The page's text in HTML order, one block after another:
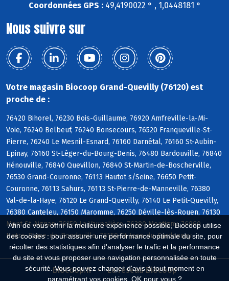
Afin de vous offrir la meilleure expérience possible, Biocoop utilise
des cookies : pour assurer une performance optimale du site, pour
récolter des statistiques afin d'analyser le trafic et la performance
du site et vous proposer une navigation personnalisée en toute
sécurité. Vous pouvez changer d'avis à tout moment en
paramétrant vos cookies. OK pour vous ?
Coordonnées GPS :49,4190022 ° , 1,0448181 °
Nous suivre sur
Votre magasin Biocoop Grand-Quevilly (76120) est
proche de :
76420 Bihorel, 76230 Bois-Guillaume, 76920 Amfreville-la-Mi-
Voie, 76240 Belbeuf, 76240 Bonsecours, 76520 Franqueville-St-
Pierre, 76240 Le Mesnil-Esnard, 76160 Darnétal, 76160 St-Aubin-
Epinay, 76160 St-Léger-du-Bourg-Denis, 76480 Bardouville, 76840
Hénouville, 76840 Quevillon, 76840 St-Martin-de-Boscherville,
76530 Grand-Couronne, 76113 Hautot s/Seine, 76650 Petit-
Couronne, 76113 Sahurs, 76113 St-Pierre-de-Manneville, 76380
Val-de-la-Haye, 76120 Le Grand-Quevilly, 76140 Le Petit-Quevilly,
76380 Canteleu, 76150 Maromme, 76250 Déville-lès-Rouen, 76130
Mont-St-Aignan, 76150 La Vaupalière, 76380 Montigny, 76960
Notre-Dame-de-Bondeville, 76150 St-Jean-du-Cardonnay
Biocoop.fr
Le réseau Biocoop